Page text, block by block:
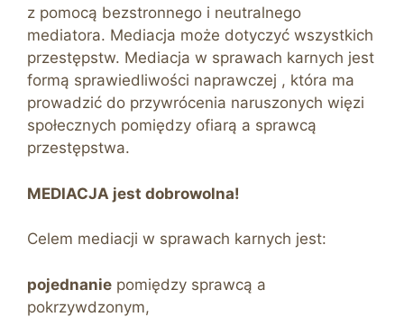
z pomocą bezstronnego i neutralnego
mediatora. Mediacja może dotyczyć wszystkich
przestępstw. Mediacja w sprawach karnych jest
formą sprawiedliwości naprawczej , która ma
prowadzić do przywrócenia naruszonych więzi
społecznych pomiędzy ofiarą a sprawcą
przestępstwa.
MEDIACJA jest dobrowolna!
Celem mediacji w sprawach karnych jest:
pojednanie pomiędzy sprawcą a
pokrzywdzonym,